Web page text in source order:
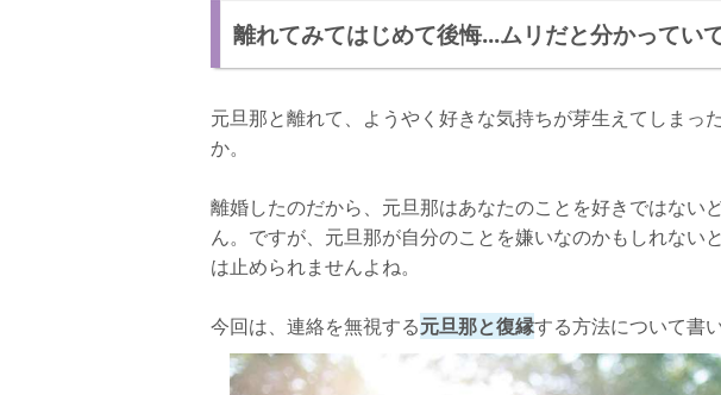
離れてみてはじめて後悔...ムリだと分かってい
元旦那と離れて、ようやく好きな気持ちが芽生えてしまっ
か。
離婚したのだから、元旦那はあなたのことを好きではない
ん。ですが、元旦那が自分のことを嫌いなのかもしれない
は止められませんよね。
今回は、連絡を無視する元旦那と復縁する方法について書